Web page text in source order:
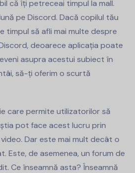
că îți petreceai timpul la mall.
pe Discord. Dacă copilul tău
timpul să afli mai multe despre
deoarece aplicația poate
asupra acestui subiect în
să-ți oferim o scurtă
care permite utilizatorilor să
pot face acest lucru prin
Dar este mai mult decât o
Este, de asemenea, un forum de
Ce înseamnă asta? Înseamnă